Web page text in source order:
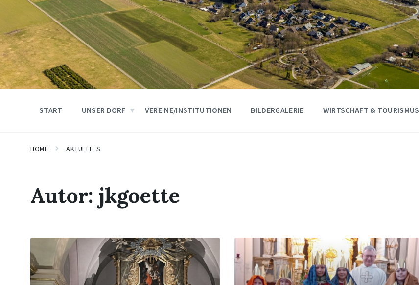
START UNSER DORF VEREINE/INSTITUTIONEN BILDERGALERIE WIRTSCHAFT & TOURISMUS
HOME AKTUELLES
Autor: jkgoette
Mehr
erfahren
Mehr
erfahren